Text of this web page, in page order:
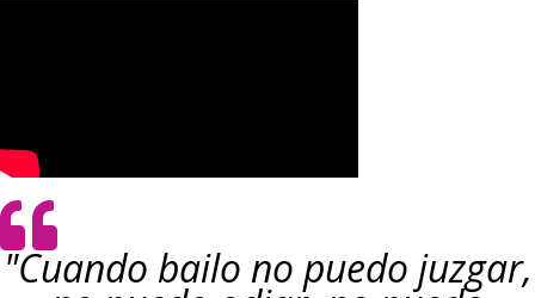
"Cuando bailo no puedo juzgar,